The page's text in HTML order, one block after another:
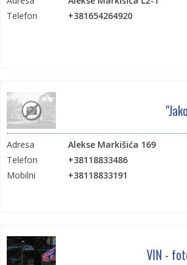
Telefon
+381654264920
Adresa
Alekse Markišića 169
Telefon
+38118833486
Mobilni
+38118833191
VIN -